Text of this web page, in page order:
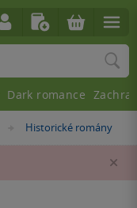
»Historické romány
Dark romance